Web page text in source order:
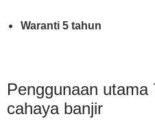
Waranti 5 tahun
Penggunaan utama
cahaya banjir